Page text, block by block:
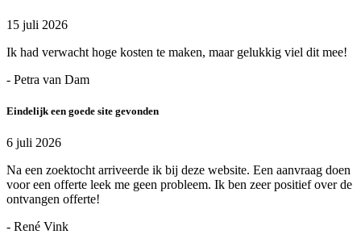
15 juli 2026
Ik had verwacht hoge kosten te maken, maar gelukkig viel dit mee!
- Petra van Dam
Eindelijk een goede site gevonden
6 juli 2026
Na een zoektocht arriveerde ik bij deze website. Een aanvraag doen
voor een offerte leek me geen probleem. Ik ben zeer positief over de
ontvangen offerte!
- René Vink